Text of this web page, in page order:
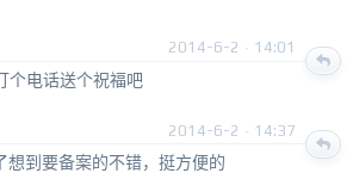
2014-6-2 · 14:01
个电话送个祝福吧
2014-6-2 · 14:37
想到要备案的不错，挺方便的